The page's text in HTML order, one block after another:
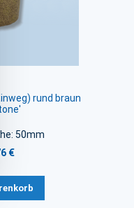
rund braun
50mm
€